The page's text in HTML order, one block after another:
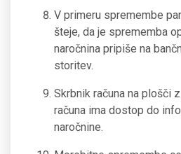
V primeru spremembe
šteje, da je sprememba
naročnina pripiše na
storitev.
Skrbnik računa na plošči
računa ima dostop do
naročnine.